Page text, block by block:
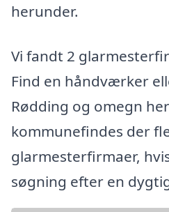
herunder.
Vi fandt 2
Find en håndværker
Rødding og omegn
kommunefindes der
glarmesterfirmaer,
søgning efter en